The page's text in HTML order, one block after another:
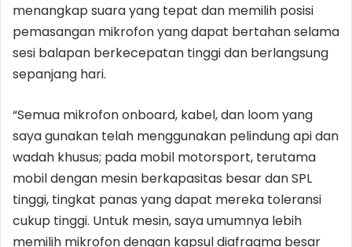
menangkap suara yang tepat dan memilih posisi
pemasangan mikrofon yang dapat bertahan selama
sesi balapan berkecepatan tinggi dan berlangsung
sepanjang hari.
“Semua mikrofon onboard, kabel, dan loom yang
saya gunakan telah menggunakan pelindung api dan
wadah khusus; pada mobil motorsport, terutama
mobil dengan mesin berkapasitas besar dan SPL
tinggi, tingkat panas yang dapat mereka toleransi
cukup tinggi. Untuk mesin, saya umumnya lebih
memilih mikrofon dengan kapsul diafragma besar